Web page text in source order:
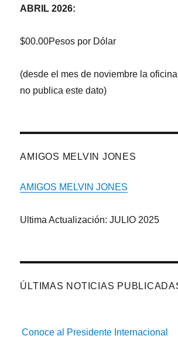
ABRIL 2026:
$00.00Pesos por Dólar
(desde el mes de noviembre la
no publica este dato)
AMIGOS MELVIN JONES
AMIGOS MELVIN JONES
Ultima Actualización: JULIO 2025
ÚLTIMAS NOTICIAS